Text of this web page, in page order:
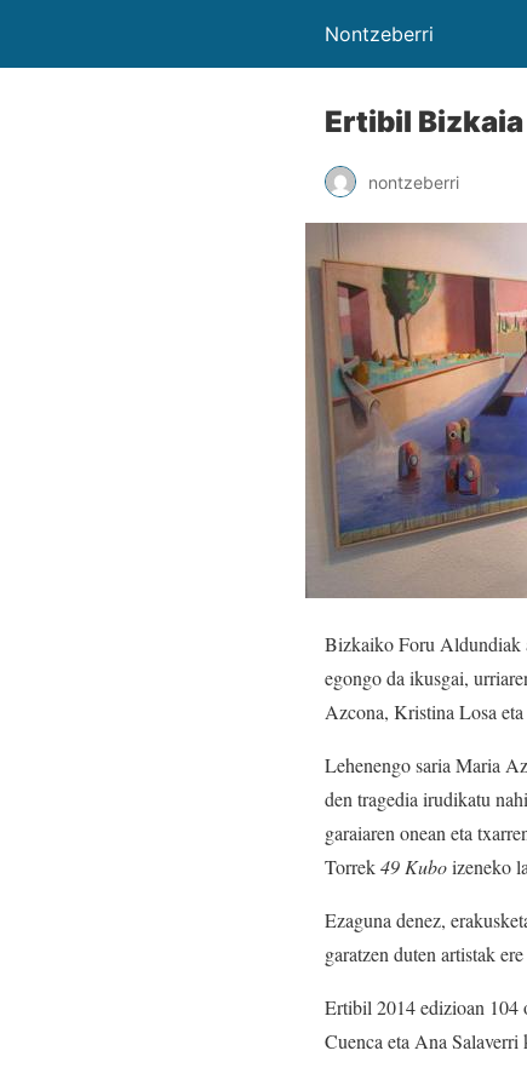
Nontzeberri
Ertibil
nontzeberri
Bizkaiko Foru
egongo da ikusgai,
Azcona, Kristina Losa
Lehenengo saria Maria
den tragedia irudikatu
garaiaren onean eta
Torrek49 Kuboizeneko
Ezaguna denez,
garatzen duten artistak
Ertibil 2014 edizioan 104
Cuenca eta Ana Salaverri